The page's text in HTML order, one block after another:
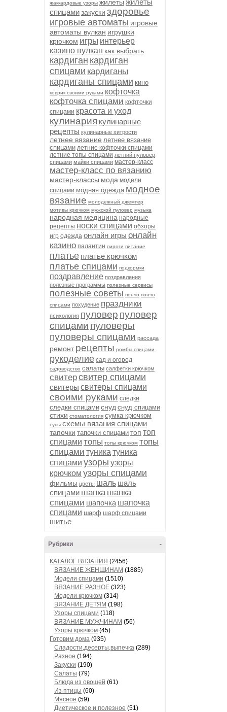
жаккардовые узоры жилеты жилеты
спицамизакуски здоровье
игровые автоматы игровые
автоматы вулкан игрушки
крючком игры интерьер
казино вулкан как выбрать
кардиган кардиган
спицами кардиганы
кардиганы спицами кино
коврик своими руками кофточка
кофточка спицами кофточки
спицами красота и уход
кулинария кулинарные
рецепты кулинарные хитрости
летнее вязание летнее вязание
спицами летние кофточки спицами
летние топы спицами летний пуловер
спицами майки спицами мастер-класс
мастер-класс по вязанию
мастер-классы мода модели
спицами модная одежда модное
вязание молодежный джемпер
мотивы крючком мужской пуловер музыка
народная медицина народные
рецепты носки спицами обзоры
игр одежда онлайн игры онлайн
казино палантин пироги питание
платье платье крючком
платье спицами подкормки
поздравление поздравления
полезные программы полезные сервисы
полезные советы пончо пончо
спицами похудение праздники
психология пуловер пуловер
спицами пуловеры
пуловеры спицами рассада
ремонт рецепты ромбы спицами
рукоделие сад и огород
садоводство салаты салфетки крючком
свитерсвитер спицами
свитеры свитеры спицами
своими руками следки
следки спицами снуд снуд спицами
стихи стоматология сумка крючком
супы схемы вязания спицами
тапочки тапочки спицами топ топ
спицами топы топы крючком топы
спицами туника туника
спицами узоры узоры
крючком узоры спицами
фильмы цветы шаль шаль
спицами шапка шапка
спицами шапочка шапочка
спицами шарф шарф спицами
шитье
-
Рубрики
КАТАЛОГ ВЯЗАНИЯ (2456)
ВЯЗАНИЕ ЖЕНЩИНАМ (1885)
Модели спицами (1510)
ВЯЗАНИЕ РАЗНОЕ (323)
Модели крючком (314)
ВЯЗАНИЕ ДЕТЯМ (198)
Узоры спицами (118)
ВЯЗАНИЕ МУЖЧИНАМ (56)
Узоры крючком (45)
Готовим дома (935)
Сладости,десерты,выпечка (289)
Разное (194)
Закуски (190)
Салаты (79)
Блюда из овощей (61)
Из птицы (60)
Мясное (59)
Диетическое и полезное (51)